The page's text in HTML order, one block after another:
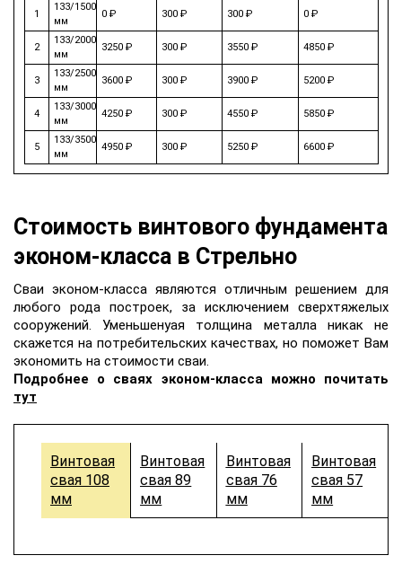
1
133/1500
мм
0 ₽ 300 ₽ 300 ₽ 0 ₽
2
133/2000
мм
3250 ₽ 300 ₽ 3550 ₽ 4850 ₽
3
133/2500
мм
3600 ₽ 300 ₽ 3900 ₽ 5200 ₽
4
133/3000
мм
4250 ₽ 300 ₽ 4550 ₽ 5850 ₽
5
133/3500
мм
4950 ₽ 300 ₽ 5250 ₽ 6600 ₽
Стоимость винтового фундамента
эконом-класса в Стрельно
Сваи эконом-класса являются отличным решением для
любого рода построек, за исключением сверхтяжелых
сооружений. Уменьшенyая толщина металла никак не
скажется на потребительских качеcтвах, но поможет Вам
экономить на стоимости сваи.
Подробнее о сваях эконом-класса можно почитать
тут
Винтовая
свая 108
мм
Винтовая
свая 89
мм
Винтовая
свая 76
мм
Винтовая
свая 57
мм